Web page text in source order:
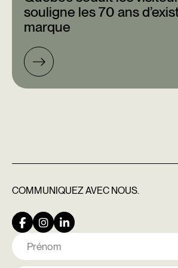
souligne les 70 ans
marque
COMMUNIQUEZAVEC NOUS.
Nom